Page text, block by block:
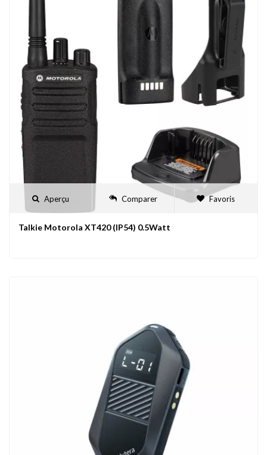
Aperçu Comparer Favoris
Talkie Motorola XT420 (IP54) 0.5Watt